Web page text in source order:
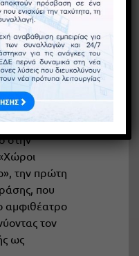
μια
απηύθυνε
στην
την πρώτη
που
αμφιθέατρο
τον
ως